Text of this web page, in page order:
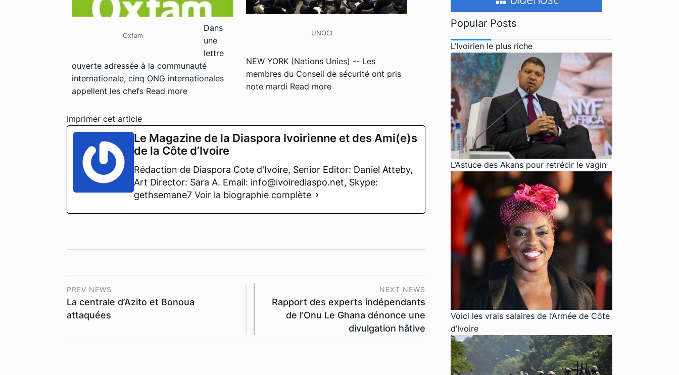
Oxfam
Dans
une
lettre
ouverte adressée à la communauté
internationale, cinq ONG internationales
appellent les chefs Read more
UNOCI
NEW YORK (Nations Unies) -- Les
membres du Conseil de sécurité ont pris
note mardi Read more
Imprimer cet article
Le Magazine de la Diaspora Ivoirienne et des Ami(e)s
de la Côte d’Ivoire
Rédaction de Diaspora Cote d'Ivoire, Senior Editor: Daniel Atteby,
Art Director: Sara A. Email: info@ivoirediaspo.net, Skype:
gethsemane7 Voir la biographie complète
PREV NEWS
La centrale d’Azito et Bonoua
attaquées
NEXT NEWS
Rapport des experts indépendants
de l’Onu Le Ghana dénonce une
divulgation hâtive
Popular Posts
L’Ivoirien le plus riche
L’Astuce des Akans pour retrécir le vagin
Voici les vrais salaires de l’Armée de Côte
d’Ivoire